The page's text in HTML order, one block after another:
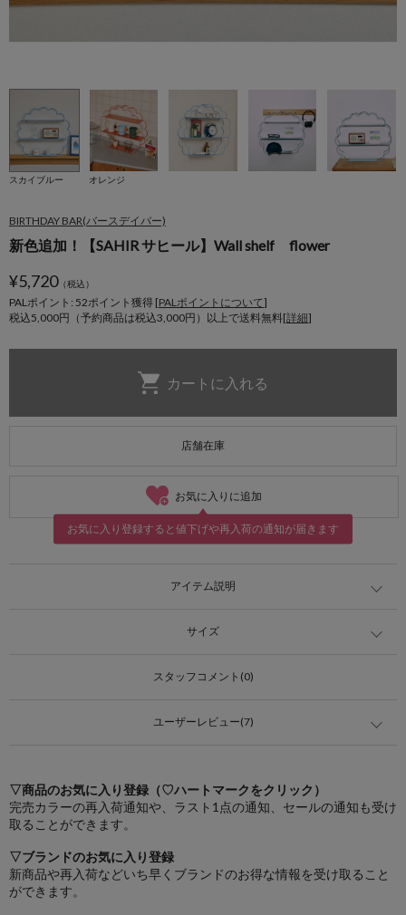
スカイブルー オレンジ
BIRTHDAY BAR(バースデイバー)
新色追加！【SAHIR サヒール】Wall shelf flower
¥5,720（税込）
PALポイント: 52ポイント獲得 [PALポイントについて]
税込5,000円（予約商品は税込3,000円）以上で送料無料[詳細]
店舗在庫
お気に入りに追加
お気に入り登録すると値下げや再入荷の通知が届きます
アイテム説明
サイズ
スタッフコメント(0)
ユーザーレビュー(7)
▽商品のお気に入り登録（♡ハートマークをクリック）
完売カラーの再入荷通知や、ラスト1点の通知、セールの通知も受け
取ることができます。
▽ブランドのお気に入り登録
新商品や再入荷などいち早くブランドのお得な情報を受け取ること
ができます。